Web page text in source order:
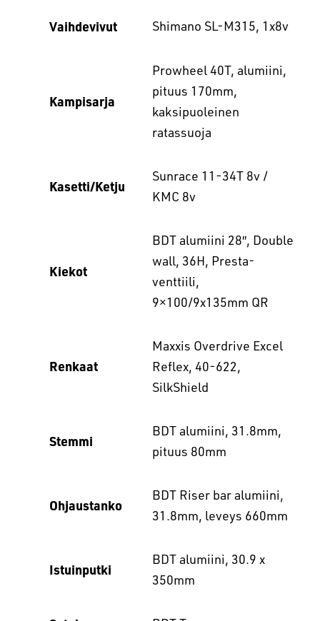
Vaihdevivut Shimano SL-M315, 1x8v
Kampisarja
Prowheel 40T, alumiini,
pituus 170mm,
kaksipuoleinen
ratassuoja
Kasetti/Ketju
Sunrace 11-34T 8v /
KMC 8v
Kiekot
BDT alumiini 28″, Double
wall, 36H, Presta-
venttiili,
9×100/9x135mm QR
Renkaat
Maxxis Overdrive Excel
Reflex, 40-622,
SilkShield
Stemmi
BDT alumiini, 31.8mm,
pituus 80mm
Ohjaustanko
BDT Riser bar alumiini,
31.8mm, leveys 660mm
Istuinputki
BDT alumiini, 30.9 x
350mm